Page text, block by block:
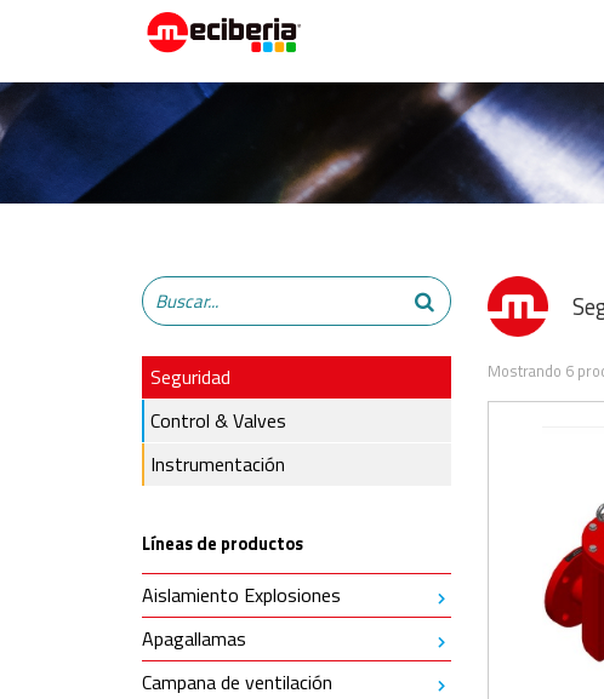
Seguridad
Control & Valves
Instrumentación
Líneas de productos
Aislamiento Explosiones
Apagallamas
Campana de ventilación
Mostrando 6